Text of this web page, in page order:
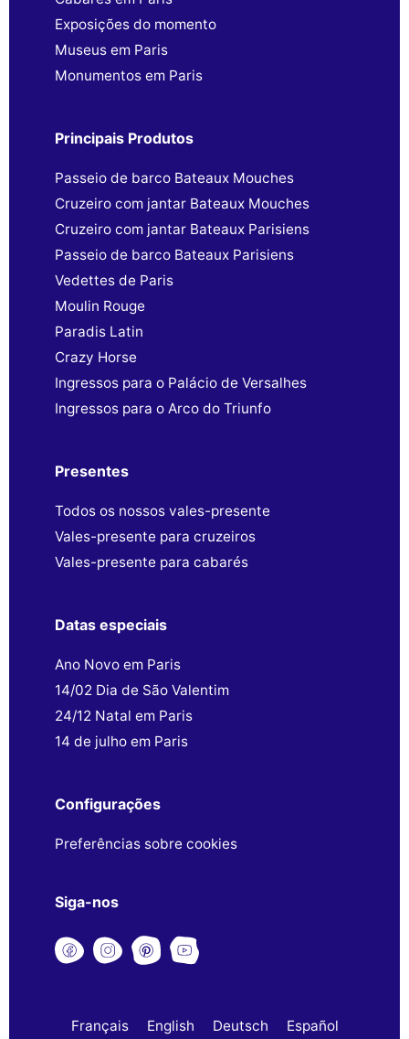
Exposições do momento
Museus em Paris
Monumentos em Paris
Principais Produtos
Passeio de barco Bateaux Mouches
Cruzeiro com jantar Bateaux Mouches
Cruzeiro com jantar Bateaux Parisiens
Passeio de barco Bateaux Parisiens
Vedettes de Paris
Moulin Rouge
Paradis Latin
Crazy Horse
Ingressos para o Palácio de Versalhes
Ingressos para o Arco do Triunfo
Presentes
Todos os nossos vales-presente
Vales-presente para cruzeiros
Vales-presente para cabarés
Datas especiais
Ano Novo em Paris
14/02 Dia de São Valentim
24/12 Natal em Paris
14 de julho em Paris
Configurações
Preferências sobre cookies
Siga-nos
Français English Deutsch Español